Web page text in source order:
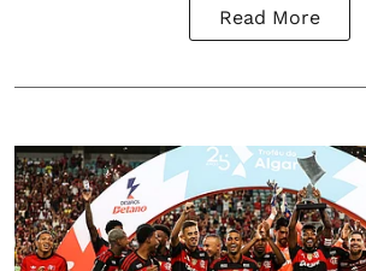
Read More